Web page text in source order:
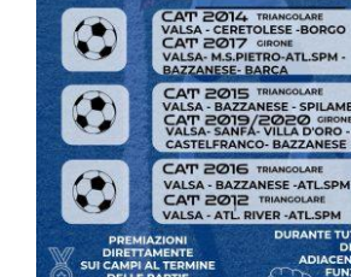
KIT STORE
NEWS
CONTATTI